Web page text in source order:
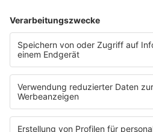
Lasst uns gemeinsam die besten
Startet mit uns und allen
Das ist derWochenend-Starter -
antenne 1 Neckarburg Rock &